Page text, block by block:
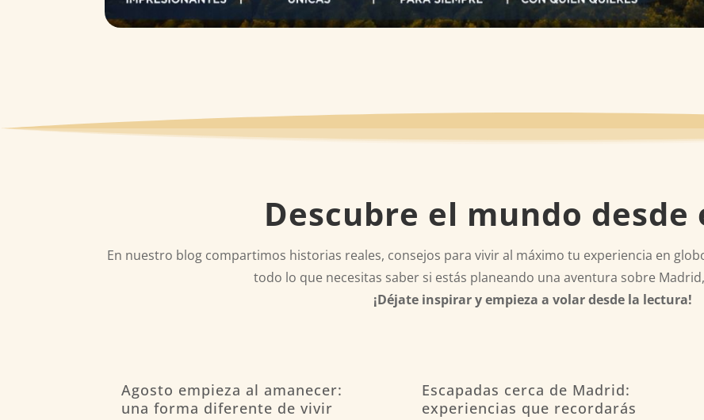
Descubre el mundo desde
En nuestro blog compartimos historias reales, consejos para vivir al máximo tu experiencia en
todo lo que necesitas saber si estás planeando una aventura sobre
¡Déjate inspirar y empieza a volar desde la lectura!
Agosto empieza al amanecer:
una forma diferente de vivir
Escapadas cerca de Madrid:
experiencias que recordarás